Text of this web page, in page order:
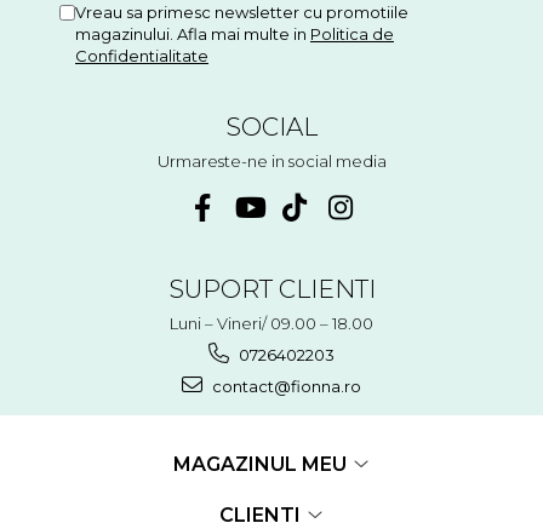
Vreau sa primesc newsletter cu promotiile
magazinului. Afla mai multe in Politica de
Confidentialitate
SOCIAL
Urmareste-ne in social media
SUPORT CLIENTI
Luni – Vineri/ 09.00 – 18.00
0726402203
contact@fionna.ro
MAGAZINUL MEU
CLIENTI